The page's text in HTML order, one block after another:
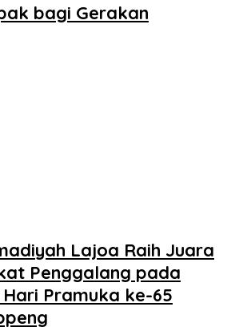
bagi Gerakan
Lajoa Raih Juara
Penggalang pada
Pramuka ke-65